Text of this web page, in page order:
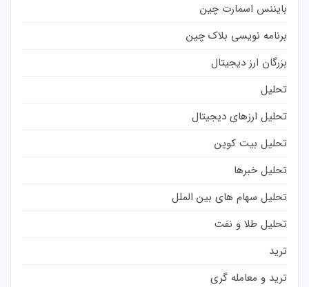
بایننس اسمارت چین
برنامه نویسی بلاک چین
بزرگان ارز دیجیتال
تحلیل
تحلیل ارزهای دیجیتال
تحلیل بیت کوین
تحلیل خبرها
تحلیل سهام های بین الملل
تحلیل طلا و نفت
ترید
ترید و معامله گری